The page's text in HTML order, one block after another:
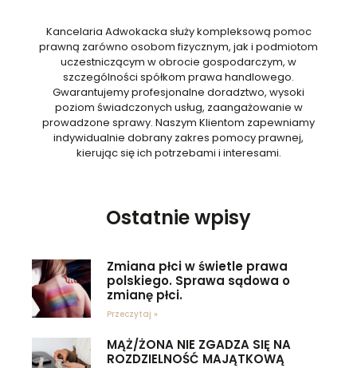
Kancelaria Adwokacka służy kompleksową pomoc
prawną zarówno osobom fizycznym, jak i podmiotom
uczestniczącym w obrocie gospodarczym, w
szczególności spółkom prawa handlowego.
Gwarantujemy profesjonalne doradztwo, wysoki
poziom świadczonych usług, zaangażowanie w
prowadzone sprawy. Naszym Klientom zapewniamy
indywidualnie dobrany zakres pomocy prawnej,
kierując się ich potrzebami i interesami.
Ostatnie wpisy
Zmiana płci w świetle prawa
polskiego. Sprawa sądowa o
zmianę płci.
Przeczytaj »
MĄŻ/ŻONA NIE ZGADZA SIĘ NA
ROZDZIELNOŚĆ MAJĄTKOWĄ